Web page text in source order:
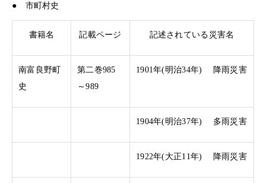
● 市町村史
書籍名 記載ページ 記述されている災害名
南富良野町
史
第二巻985
～989
1901年(明治34年) 降雨災害
1904年(明治37年) 多雨災害
1922年(大正11年) 降雨災害